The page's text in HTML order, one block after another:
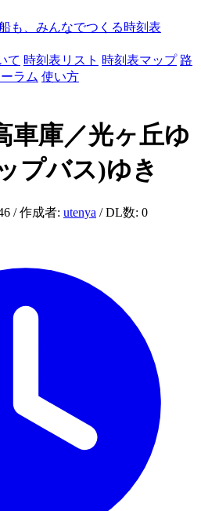
も、みんなでつくる時刻表
て 時刻表リスト 時刻表マップ 路
ラム 使い方
車庫／光ヶ丘ゆ
プバス)ゆき
/ 作成者: utenya / DL数: 0